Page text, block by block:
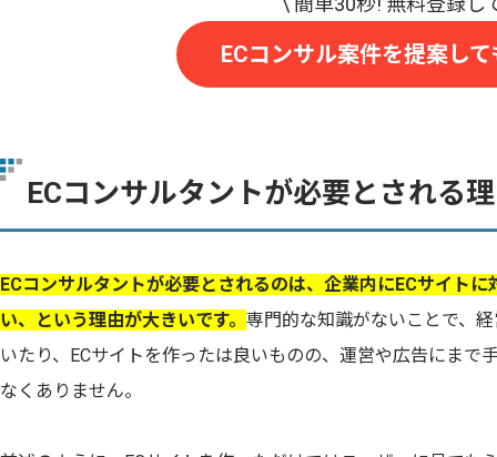
ECコンサル案件を提案して
ECコンサルタントが必要とされる
ECコンサルタントが必要とされるのは、企業内にECサイト
い、という理由が大きいです。 専門的な知識がないことで、
いたり、ECサイトを作ったは良いものの、運営や広告にまで
なくありません。